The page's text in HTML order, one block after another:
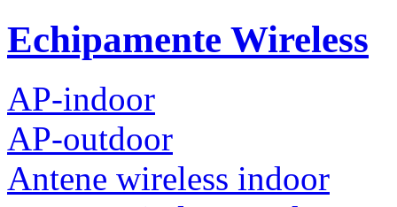
Echipamente Wireless
AP-indoor
AP-outdoor
Antene wireless indoor